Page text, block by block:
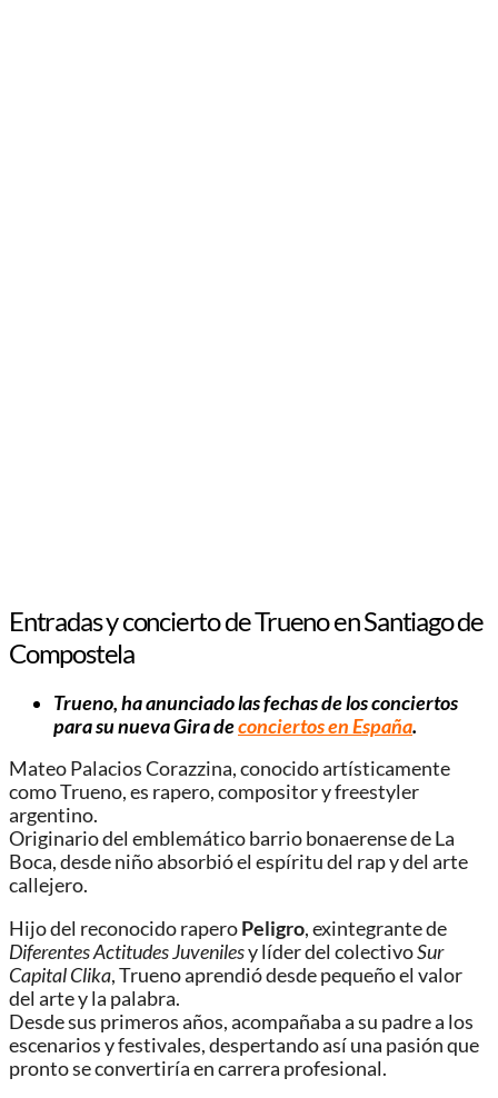
Entradas y concierto de Trueno en Santiago de
Compostela
Trueno, ha anunciado las fechas de los conciertos
para su nueva Gira deconciertos en España.
Mateo Palacios Corazzina, conocido artísticamente
como Trueno, es rapero, compositor y freestyler
argentino.
Originario del emblemático barrio bonaerense de La
Boca, desde niño absorbió el espíritu del rap y del arte
callejero.
Hijo del reconocido raperoPeligro, exintegrante de
Diferentes Actitudes Juvenilesy líder del colectivoSur
Capital Clika, Trueno aprendió desde pequeño el valor
del arte y la palabra.
Desde sus primeros años, acompañaba a su padre a los
escenarios y festivales, despertando así una pasión que
pronto se convertiría en carrera profesional.